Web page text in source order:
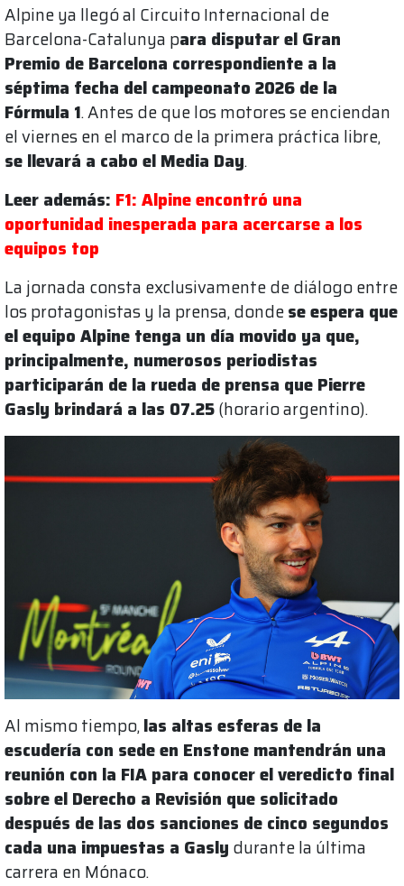
Alpine ya llegó al Circuito Internacional de
Barcelona-Catalunya para disputar el Gran
Premio de Barcelona correspondiente a la
séptima fecha del campeonato 2026 de la
Fórmula 1. Antes de que los motores se enciendan
el viernes en el marco de la primera práctica libre,
se llevará a cabo el Media Day.
Leer además: F1: Alpine encontró una
oportunidad inesperada para acercarse a los
equipos top
La jornada consta exclusivamente de diálogo entre
los protagonistas y la prensa, dondese espera que
el equipo Alpine tenga un día movido ya que,
principalmente, numerosos periodistas
participarán de la rueda de prensa que Pierre
Gasly brindará a las 07.25(horario argentino).
Al mismo tiempo,las altas esferas de la
escudería con sede en Enstone mantendrán una
reunión con la FIA para conocer el veredicto final
sobre el Derecho a Revisión que solicitado
después de las dos sanciones de cinco segundos
cada una impuestas a Gasly durante la última
carrera en Mónaco.